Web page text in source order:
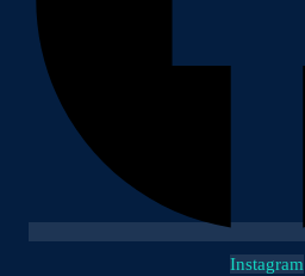
Instagram